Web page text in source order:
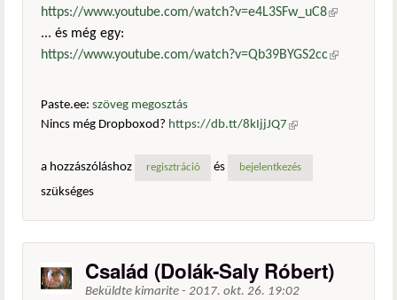
https://www.youtube.com/watch?v=e4L3SFw_uC8(külső
... és még egy:
https://www.youtube.com/watch?v=Qb39BYGS2cc(külső
Paste.ee: szöveg megosztás
Nincs még Dropboxod? https://db.tt/8kIjjJQ7 (külső
a hozzászóláshoz
regisztráció és bejelentkezés
szükséges
Család (Dolák-Saly Róbert)
Beküldte kimarite - 2017. okt. 26. 19:02